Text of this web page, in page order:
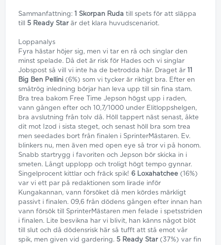
Sammanfattning: 1 Skorpan Ruda till spets för att släppa
till 5 Ready Starär det klara huvudscenariot.
Loppanalys
Fyra hästar höjer sig, men vi tar en rå och singlar den
minst spelade. Då det är risk för Hades och vi singlar
Jobspost så vill vi inte ha de betrodda här. Draget är 11
Big Ben Pellini (6%) som vi tycker är riktigt bra. Efter en
småtrög inledning börjar han leva upp till sin fina stam.
Bra trea bakom Free Time Jepson högst upp i raden,
vann gången efter och 10,7/1000 under Elitloppshelgen,
bra avslutning från tolv då. Höll tappert näst senast, åkte
dit mot Izod i sista steget, och senast höll bra som trea
men seedades bort från finalen i SprinterMästaren. Ev.
blinkers nu, men även med open eye så tror vi på honom.
Snabb startrygg i favoriten och Jepson bör skicka in i
smeten. Långt upplopp och troligt högt tempo gynnar.
Singelprocent kittlar och fräck spik! 6 Loxahatchee (16%)
var vi ett par på redaktionen som lirade inför
Kungakannan, vann försöket då men kördes märkligt
passivt i finalen. 09,6 från dödens gången efter innan han
vann försök till SprinterMästaren men felade i spetsstriden
i finalen. Lite besvikna har vi blivit, han känns något blöt
till slut och då dödensrisk här så tufft att stå emot vår
spik, men given vid gardering. 5 Ready Star(37%) var fin